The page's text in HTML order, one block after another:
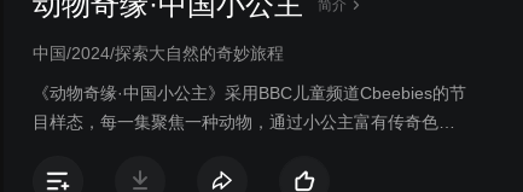
简介
中国/2024/探索大自然的奇妙旅程
《动物奇缘·中国小公主》采用BBC儿童频道Cbeebies的节
目样态，每一集聚焦一种动物，通过小公主富有传奇色彩
子、孔雀、乌龟、骆驼、牦牛、长尾叶猴十种动物的魅